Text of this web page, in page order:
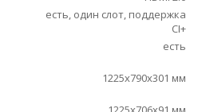
есть, один слот, поддержка
CI+
есть
1225x790x301 мм